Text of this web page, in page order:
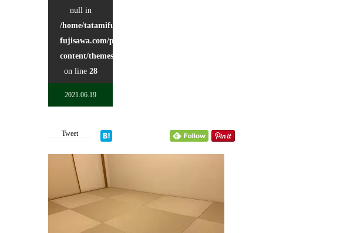
null in
/home/tatamifuji/tatami-
fujisawa.com/public_html/wp-
content/themes/kadan_tcd056/single.php
on line 28
2021.06.19
Tweet